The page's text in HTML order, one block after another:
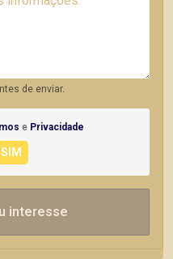
de enviar.
e Privacidade
interesse